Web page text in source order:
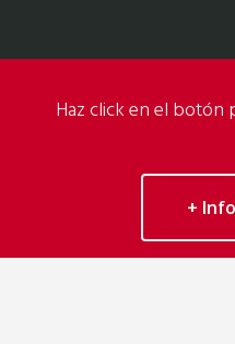
Haz click en el botón
+